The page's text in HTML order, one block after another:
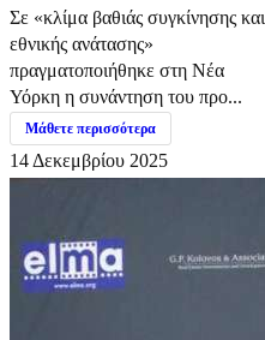
Σε «κλίμα βαθιάς συγκίνησης και
εθνικής ανάτασης»
πραγματοποιήθηκε στη Νέα
Υόρκη η συνάντηση του προ...
Μάθετε περισσότερα
14 Δεκεμβρίου 2025